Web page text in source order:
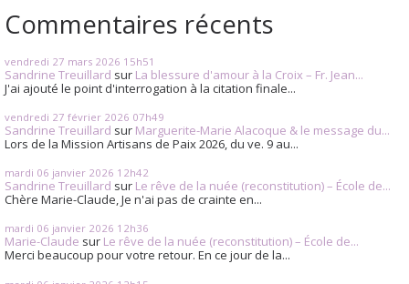
Commentaires récents
vendredi 27 mars 2026 15h51
Sandrine Treuillard sur La blessure d'amour à la Croix – Fr. Jean...
J'ai ajouté le point d'interrogation à la citation finale...
vendredi 27 février 2026 07h49
Sandrine Treuillard sur Marguerite-Marie Alacoque & le message du...
Lors de la Mission Artisans de Paix 2026, du ve. 9 au...
mardi 06 janvier 2026 12h42
Sandrine Treuillard sur Le rêve de la nuée (reconstitution) – École de...
Chère Marie-Claude, Je n'ai pas de crainte en...
mardi 06 janvier 2026 12h36
Marie-Claude sur Le rêve de la nuée (reconstitution) – École de...
Merci beaucoup pour votre retour. En ce jour de la...